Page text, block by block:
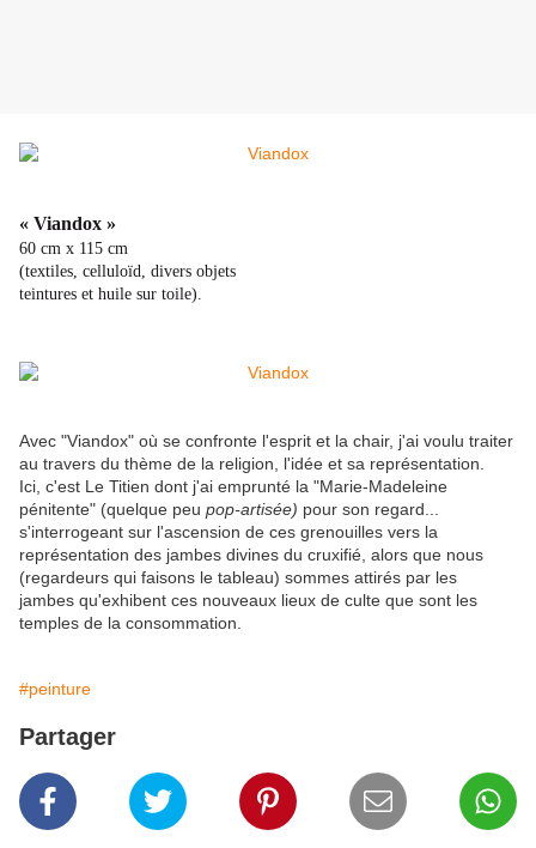
« Viandox »
60 cm x 115 cm
(textiles, celluloïd, divers objets
teintures et huile sur toile).
Avec "Viandox" où se confronte l'esprit et la chair, j'ai voulu traiter
au travers du thème de la religion, l'idée et sa représentation.
Ici, c'est Le Titien dont j'ai emprunté la "Marie-Madeleine
pénitente" (quelque peu pop-artisée) pour son regard...
s'interrogeant sur l'ascension de ces grenouilles vers la
représentation des jambes divines du cruxifié, alors que nous
(regardeurs qui faisons le tableau) sommes attirés par les
jambes qu'exhibent ces nouveaux lieux de culte que sont les
temples de la consommation.
#peinture
Partager